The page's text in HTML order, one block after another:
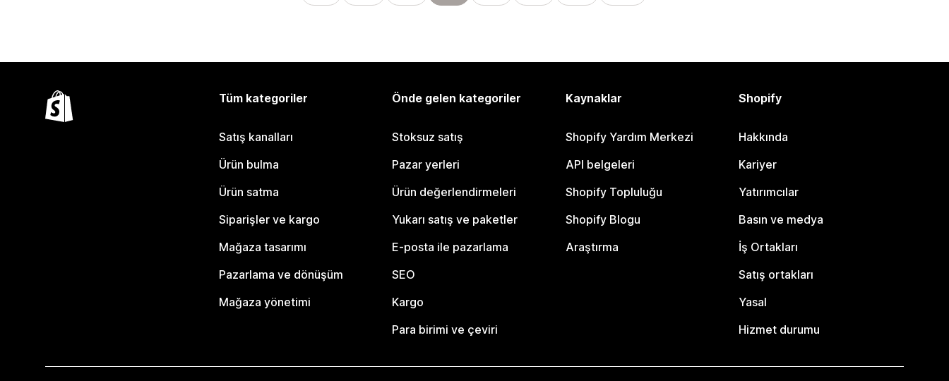
Tüm kategoriler
Satış kanalları
Ürün bulma
Ürün satma
Siparişler ve kargo
Mağaza tasarımı
Pazarlama ve dönüşüm
Mağaza yönetimi
Önde gelen kategoriler
Stoksuz satış
Pazar yerleri
Ürün değerlendirmeleri
Yukarı satış ve paketler
E-posta ile pazarlama
SEO
Kargo
Para birimi ve çeviri
Kaynaklar
Shopify Yardım Merkezi
API belgeleri
Shopify Topluluğu
Shopify Blogu
Araştırma
Shopify
Hakkında
Kariyer
Yatırımcılar
Basın ve medya
İş Ortakları
Satış ortakları
Yasal
Hizmet durumu